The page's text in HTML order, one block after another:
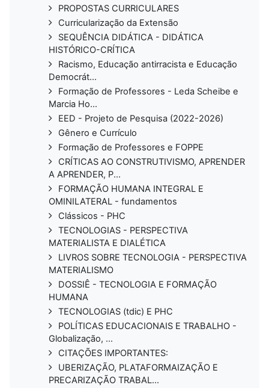
PROPOSTAS CURRICULARES
Curricularização da Extensão
SEQUÊNCIA DIDÁTICA - DIDÁTICA
HISTÓRICO-CRÍTICA
Racismo, Educação antirracista e Educação
Democrát...
Formação de Professores - Leda Scheibe e
Marcia Ho...
EED - Projeto de Pesquisa (2022-2026)
Gênero e Currículo
Formação de Professores e FOPPE
CRÍTICAS AO CONSTRUTIVISMO, APRENDER
A APRENDER, P...
FORMAÇÃO HUMANA INTEGRAL E
OMINILATERAL - fundamentos
Clássicos - PHC
TECNOLOGIAS - PERSPECTIVA
MATERIALISTA E DIALÉTICA
LIVROS SOBRE TECNOLOGIA - PERSPECTIVA
MATERIALISMO
DOSSIÊ - TECNOLOGIA E FORMAÇÃO
HUMANA
TECNOLOGIAS (tdic) E PHC
POLÍTICAS EDUCACIONAIS E TRABALHO -
Globalização, ...
CITAÇÕES IMPORTANTES:
UBERIZAÇÃO, PLATAFORMAIZAÇÃO E
PRECARIZAÇÃO TRABAL...